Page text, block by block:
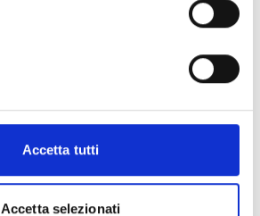
Accetta tutti
Accetta selezionati
e documenti
regolarmente il sito web
per gli aggiornamenti e le